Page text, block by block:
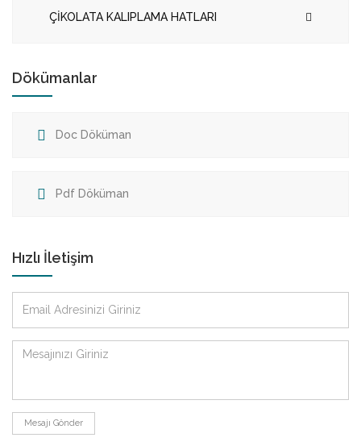
ÇİKOLATA KALIPLAMA HATLARI
Dökümanlar
Doc Döküman
Pdf Döküman
Hızlı İletişim
Mesajı Gönder